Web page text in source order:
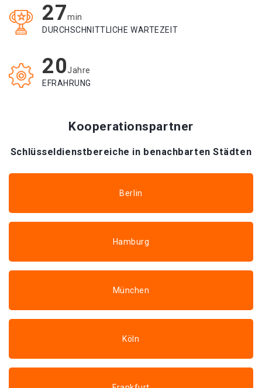
27min
DURCHSCHNITTLICHE WARTEZEIT
20Jahre
EFRAHRUNG
Kooperationspartner
Schlüsseldienstbereiche in benachbarten Städten
Berlin
Hamburg
München
Köln